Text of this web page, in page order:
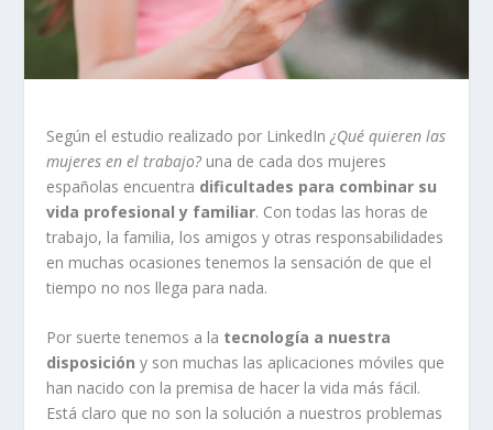
Según el estudio realizado por LinkedIn¿Qué quieren las
mujeres en el trabajo?una de cada dos mujeres
españolas encuentra dificultades para combinar su
vida profesional y familiar. Con todas las horas de
trabajo, la familia, los amigos y otras responsabilidades
en muchas ocasiones tenemos la sensación de que el
tiempo no nos llega para nada.
Por suerte tenemos a la tecnología a nuestra
disposición y son muchas las aplicaciones móviles que
han nacido con la premisa de hacer la vida más fácil.
Está claro que no son la solución a nuestros problemas